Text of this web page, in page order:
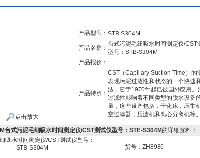
点击放大
产品型号： STB-S304M
产品名称：
台式污泥毛细吸水时间测定仪/CST
型号：STB-S304M
产品报价：
产品特点：
CST（Capillary Suction Time）的
表现污泥过滤性和状态的一个快速
法，它于1970年起已被国外应用。
过滤性影响着不同类型的脱水设备
量，这些设备包括：干化床，压带
空过滤器，压滤机和离心分离机等。
台式污泥毛细吸水时间测定仪/CST测试仪型号：STB-S304M的详细资料：
吸水时间测定仪/CST测试仪型号：
STB-S304M
货号：ZH8986